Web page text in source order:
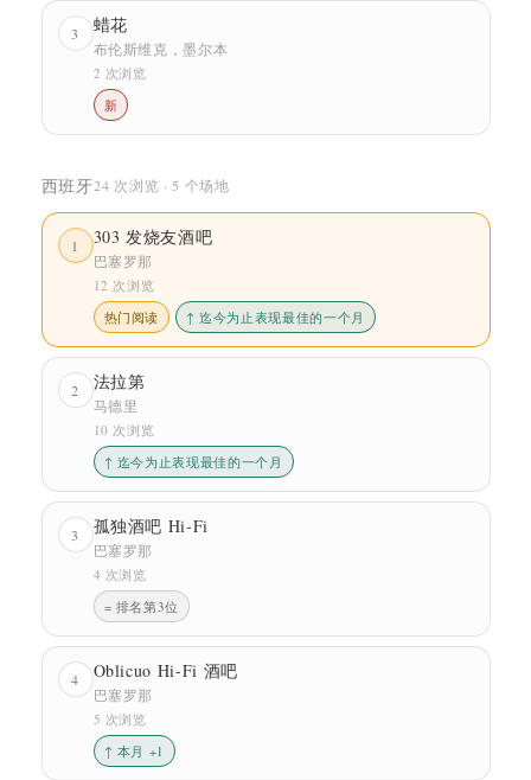
3 蜡花
布伦斯维克，墨尔本
2 次浏览
新
西班牙24 次浏览 · 5 个场地
1 303 发烧友酒吧
巴塞罗那
12 次浏览
热门阅读
↑ 迄今为止表现最佳的一个月
2 法拉第
马德里
10 次浏览
↑ 迄今为止表现最佳的一个月
3 孤独酒吧 Hi-Fi
巴塞罗那
4 次浏览
= 排名第3位
4 Oblicuo Hi-Fi 酒吧
巴塞罗那
5 次浏览
↑ 本月 +1